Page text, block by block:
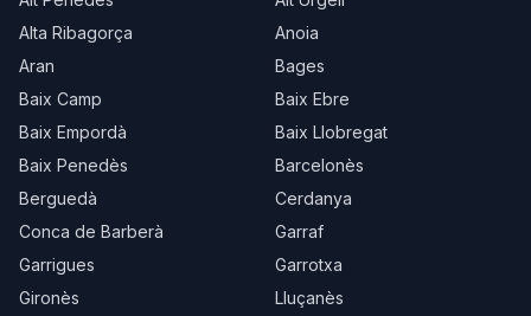
Alta Ribagorça
Anoia
Aran
Bages
Baix Camp
Baix Ebre
Baix Empordà
Baix Llobregat
Baix Penedès
Barcelonès
Berguedà
Cerdanya
Conca de Barberà
Garraf
Garrigues
Garrotxa
Gironès
Lluçanès